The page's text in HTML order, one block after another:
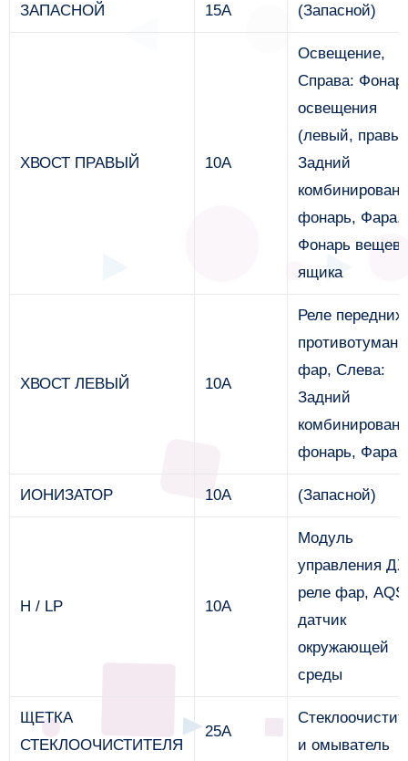
ЗАПАСНОЙ 15А (Запасной)
ХВОСТ ПРАВЫЙ 10А
Освещение,
Справа:
освещения
(левый,
Задний
фонарь, Фара,
Фонарь
ящика
ХВОСТ ЛЕВЫЙ 10А
Реле передних
фар, Слева:
Задний
фонарь, Фара
ИОНИЗАТОР 10А (Запасной)
H / LP 10А
Модуль
управления
реле фар,
датчик
окружающей
среды
ЩЕТКА
СТЕКЛООЧИСТИТЕЛЯ
25А
и омыватель